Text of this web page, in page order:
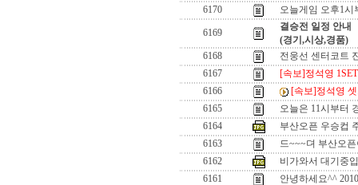
6170
오늘게임 오후1시
6169
결승전 일정 안내
(경기,시상,경품)
6168
전웅선 센터코트
6167
[속보]정석영
6166
[속보]정석영
6165
오늘은 11시부터
6164
부산오픈 우승컵
6163
드~~~뎌 부산오
6162
비가와서 대기중
6161
안녕하세요^^